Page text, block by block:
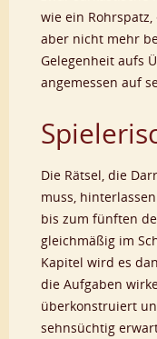
wie ein
aber nicht mehr
Gelegenheit aufs
angemessen auf
Die Rätsel, die
muss,
bis zum fünften
gleichmäßig im
Kapitel wird es
die Aufgaben
überkonstruiert
sehnsüchtig